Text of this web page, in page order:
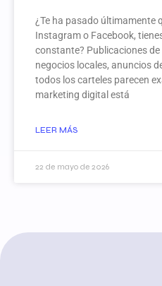
¿Te ha pasado últimamente
Instagram o Facebook,
constante? Publicaciones
negocios locales, anuncios
todos los carteles parecen
marketing digital está
LEER MÁS
22 de mayo de 2026